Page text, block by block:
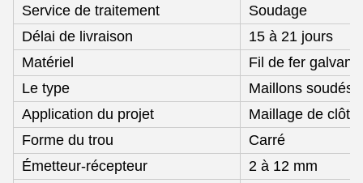
Service de traitement
Soudage
Délai de livraison
15 à 21 jours
Matériel
Fil de fer
Le type
Maillons soudés
Application du projet
Maillage de
Forme du trou
Carré
Émetteur-récepteur
2 à 12 mm